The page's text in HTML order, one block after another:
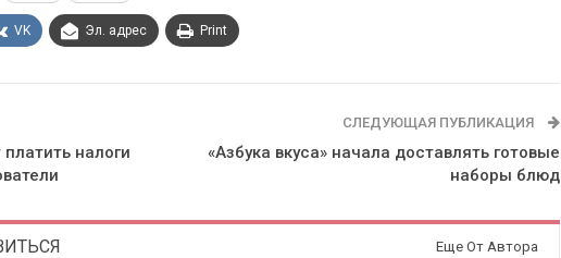
VK Эл. адрес Print
налоги
СЛЕДУЮЩАЯ ПУБЛИКАЦИЯ
«Азбука вкуса» начала доставлять готовые
наборы блюд
Еще От Автора